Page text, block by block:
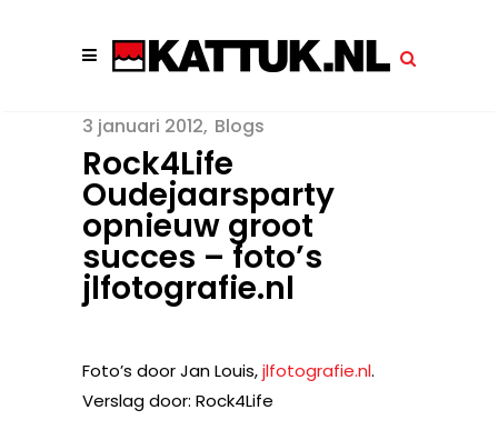
3 januari 2012 Blogs
Rock4Life
Oudejaarsparty
opnieuw groot
succes – foto’s
jlfotografie.nl
Foto’s door Jan Louis,jlfotografie.nl.
Verslag door: Rock4Life